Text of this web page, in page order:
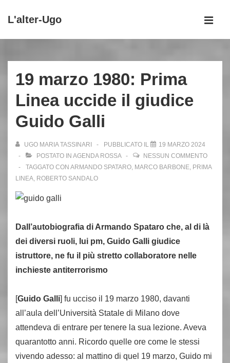
Vai
principale
L'alter-Ugo
principale
19 marzo 1980: Prima
Linea uccide il giudice
Guido Galli
UGO MARIA TASSINARI PUBBLICATO IL
19 MARZO 2024
POSTATO IN AGENDA ROSSA
NESSUN COMMENTO
TAGGATO CON ARMANDO SPATARO, MARCO BARBONE, PRIMA
LINEA, ROBERTO SANDALO
Dall’autobiografia di Armando Spataro che, al di là
dei diversi ruoli, lui pm, Guido Galli giudice
istruttore, ne fu il più stretto collaboratore nelle
inchieste antiterrorismo
[Guido Galli] fu ucciso il 19 marzo 1980, davanti
all’aula dell’Università Statale di Milano dove
attendeva di entrare per tenere la sua lezione. Aveva
quarantotto anni. Ricordo quelle ore come le stessi
vivendo adesso: al mattino di quel 19 marzo, Guido mi